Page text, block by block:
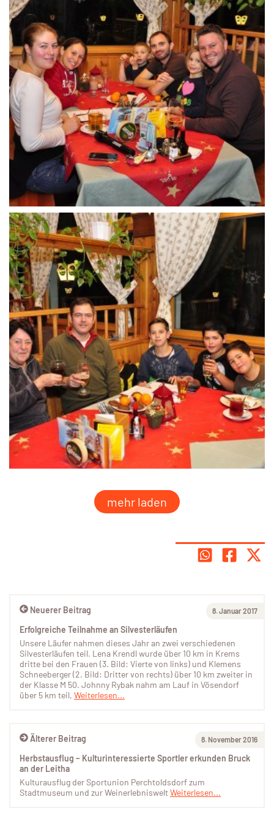
mehr laden
Älterer Beitrag 8. November 2016
Herbstausflug – Kulturinteressierte Sportler erkunden Bruck
an der Leitha
Kulturausflug der Sportunion Perchtoldsdorf zum
Stadtmuseum und zur WeinerlebnisweltWeiterlesen...
Neuerer Beitrag 8. Januar 2017
Erfolgreiche Teilnahme an Silvesterläufen
Unsere Läufer nahmen dieses Jahr an zwei verschiedenen
Silvesterläufen teil. Lena Krendl wurde über 10 km in Krems
dritte bei den Frauen (3. Bild: Vierte von links) und Klemens
Schneeberger (2. Bild: Dritter von rechts) über 10 km zweiter in
der Klasse M 50. Johnny Rybak nahm am Lauf in Vösendorf
über 5 km teil, Weiterlesen...